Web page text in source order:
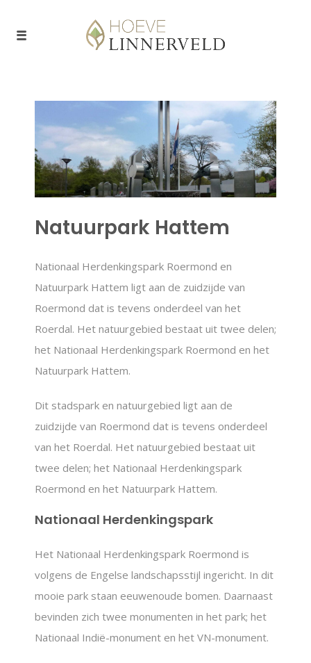
Natuurpark Hattem
Nationaal Herdenkingspark Roermond en
Natuurpark Hattem ligt aan de zuidzijde van
Roermond dat is tevens onderdeel van het
Roerdal. Het natuurgebied bestaat uit twee delen;
het Nationaal Herdenkingspark Roermond en het
Natuurpark Hattem.
Dit stadspark en natuurgebied ligt aan de
zuidzijde van Roermond dat is tevens onderdeel
van het Roerdal. Het natuurgebied bestaat uit
twee delen; het Nationaal Herdenkingspark
Roermond en het Natuurpark Hattem.
Nationaal Herdenkingspark
Het Nationaal Herdenkingspark Roermond is
volgens de Engelse landschapsstijl ingericht. In dit
mooie park staan eeuwenoude bomen. Daarnaast
bevinden zich twee monumenten in het park; het
Nationaal Indië-monument en het VN-monument.